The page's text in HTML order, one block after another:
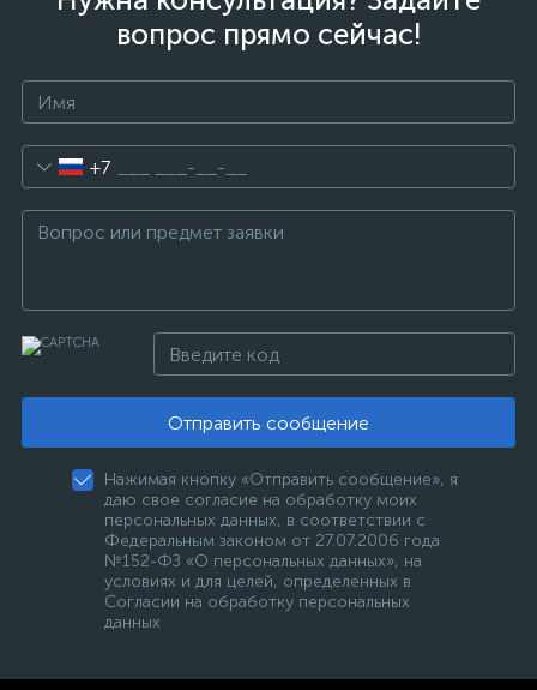
вопрос прямо сейчас!
+7
Отправить сообщение
Нажимая кнопку «Отправить сообщение», я
даю свое согласие на обработку моих
персональных данных, в соответствии с
Федеральным законом от 27.07.2006 года
№152-ФЗ «О персональных данных», на
условиях и для целей, определенных в
Согласии на обработку персональных
данных